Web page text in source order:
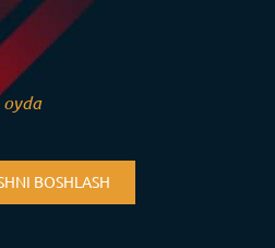
oyda
BOSHLASH